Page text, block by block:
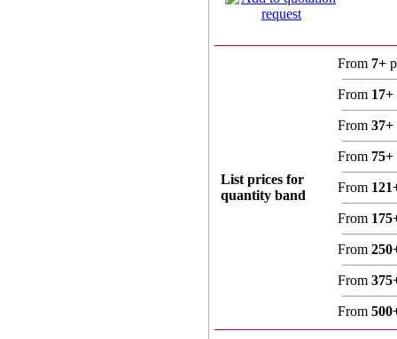
List prices for
quantity band
From 7+
From 17+
From 37+
From 75+
From
From
From
From
From